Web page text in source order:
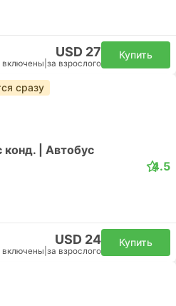
USD 27
включены за взрослого
Купить
сразу
конд. | Автобус
4.5
USD 24
включены за взрослого
Купить